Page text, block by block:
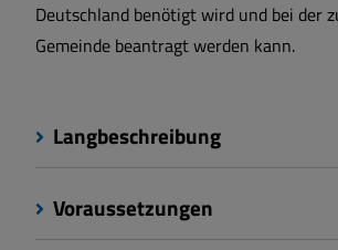
Deutschland benötigt wird und bei der
Gemeinde beantragt werden kann.
Langbeschreibung
Voraussetzungen